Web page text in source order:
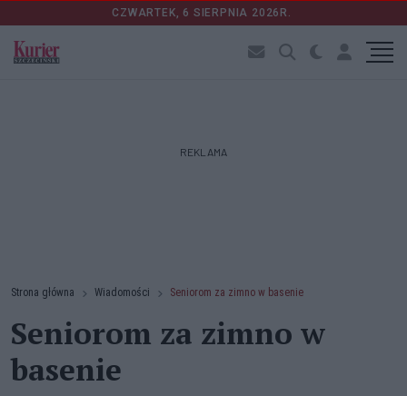
CZWARTEK, 6 SIERPNIA 2026R.
REKLAMA
Strona główna Wiadomości Seniorom za zimno w basenie
Seniorom za zimno w
basenie